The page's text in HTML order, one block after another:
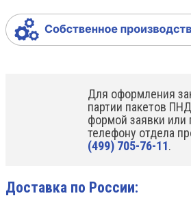
Для оформления
партии пакетов
формой заявки или
телефону отдела
(499) 705-76-11.
Доставка по России: